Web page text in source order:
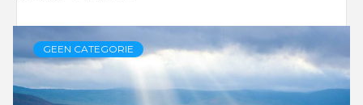
GEEN CATEGORIE